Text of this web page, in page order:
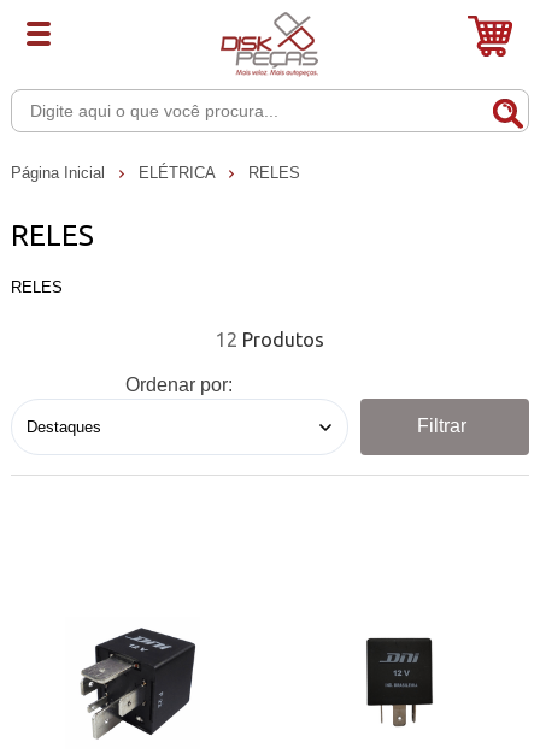
Página Inicial ELÉTRICA RELES
RELES
RELES
12
Ordenar por:
Filtrar